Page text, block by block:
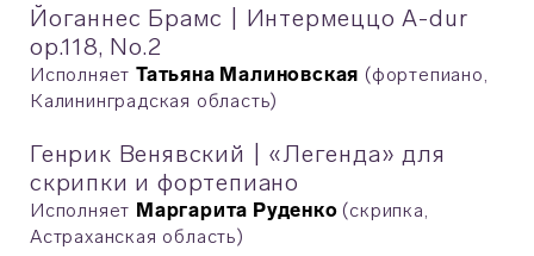
Йоганнес Брамс | Интермеццо A-dur
op.118, No.2
Исполняет Татьяна Малиновская (фортепиано,
Калининградская область)
Генрик Венявский | «Легенда» для
скрипки и фортепиано
Исполняет Маргарита Руденко (скрипка,
Астраханская область)